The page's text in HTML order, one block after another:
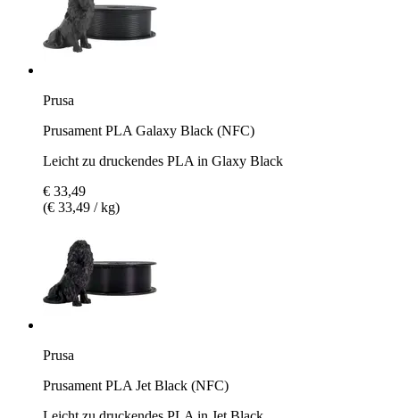
Prusa
Prusament PLA Galaxy Black (NFC)
Leicht zu druckendes PLA in Glaxy Black
€ 33,49
(€ 33,49 / kg)
Prusa
Prusament PLA Jet Black (NFC)